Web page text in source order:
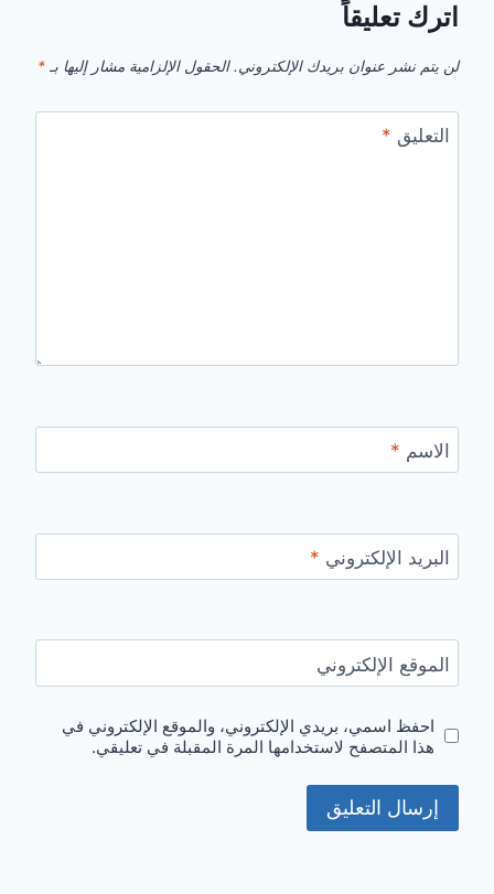
اترك تعليقاً
لن يتم نشر عنوان بريدك الإلكتروني. الحقول الإلزامية مشار إليها بـ *
التعليق *
الاسم *
البريد الإلكتروني *
الموقع الإلكتروني
احفظ اسمي، بريدي الإلكتروني، والموقع الإلكتروني في
هذا المتصفح لاستخدامها المرة المقبلة في تعليقي.